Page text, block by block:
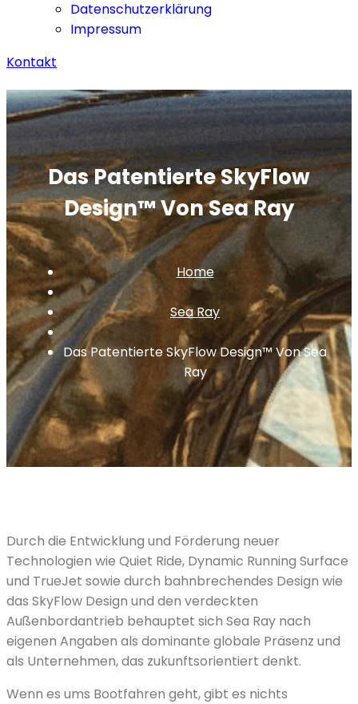
Datenschutzerklärung
Impressum
Kontakt
Das Patentierte SkyFlow
Design™ Von Sea Ray
Home
Sea Ray
Das Patentierte SkyFlow Design™ Von Sea
Ray
Durch die Entwicklung und Förderung neuer
Technologien wie Quiet Ride, Dynamic Running Surface
und TrueJet sowie durch bahnbrechendes Design wie
das SkyFlow Design und den verdeckten
Außenbordantrieb behauptet sich Sea Ray nach
eigenen Angaben als dominante globale Präsenz und
als Unternehmen, das zukunftsorientiert denkt.
Wenn es ums Bootfahren geht, gibt es nichts